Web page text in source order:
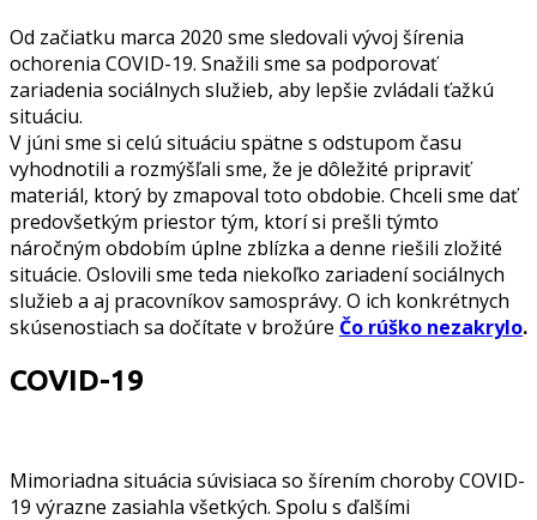
Od začiatku marca 2020 sme sledovali vývoj šírenia
ochorenia COVID-19. Snažili sme sa podporovať
zariadenia sociálnych služieb, aby lepšie zvládali ťažkú
situáciu.
V júni sme si celú situáciu spätne s odstupom času
vyhodnotili a rozmýšľali sme, že je dôležité pripraviť
materiál, ktorý by zmapoval toto obdobie. Chceli sme dať
predovšetkým priestor tým, ktorí si prešli týmto
náročným obdobím úplne zblízka a denne riešili zložité
situácie. Oslovili sme teda niekoľko zariadení sociálnych
služieb a aj pracovníkov samosprávy. O ich konkrétnych
skúsenostiach sa dočítate v brožúre Čo rúško nezakrylo.
COVID-19
Mimoriadna situácia súvisiaca so šírením choroby COVID-
19 výrazne zasiahla všetkých. Spolu s ďalšími